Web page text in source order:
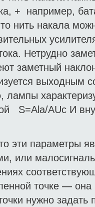
+
нить накала
Нетрудно
заметный
выходным
лампы
S=Ala/AUc И
эти параметры
или
точке —
нужно